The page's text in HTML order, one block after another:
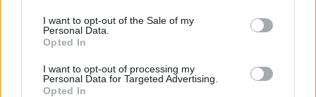
I want to opt-out of the Sale of my
Personal Data.
Opted In
I want to opt-out of processing my
Personal Data for Targeted Advertising.
Opted In
Από την άλλη οΒλαδίμηρος Ανδρεάδης
ήταν νικητής
στα 400μ. εμπόδια με 55.27 στο Σχολικό και έπιασε το
Σοφιανό Τριάντο.